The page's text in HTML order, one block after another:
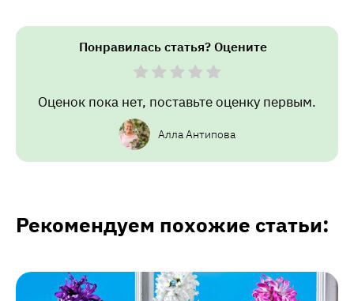
Понравилась статья? Оцените
Оценок пока нет, поставьте оценку первым.
Алла Антипова
Рекомендуем похожие статьи: